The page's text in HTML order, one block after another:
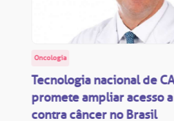
Oncologia
Tecnologia nacional de
promete ampliar acesso
contra câncer no Brasil